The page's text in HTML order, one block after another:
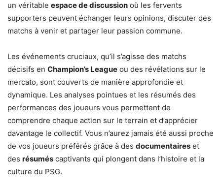
un véritable espace de discussion où les fervents
supporters peuvent échanger leurs opinions, discuter des
matchs à venir et partager leur passion commune.
Les événements cruciaux, qu’il s’agisse des matchs
décisifs en Champion’s League ou des révélations sur le
mercato, sont couverts de manière approfondie et
dynamique. Les analyses pointues et les résumés des
performances des joueurs vous permettent de
comprendre chaque action sur le terrain et d’apprécier
davantage le collectif. Vous n’aurez jamais été aussi proche
de vos joueurs préférés grâce à des documentaires et
des résumés captivants qui plongent dans l’histoire et la
culture du PSG.